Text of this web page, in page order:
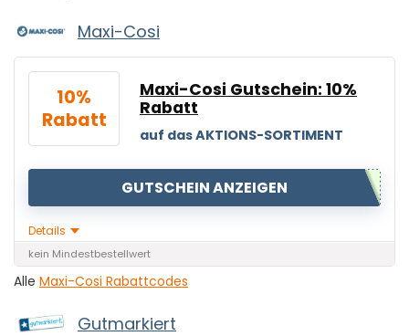
Maxi-Cosi
10%
Rabatt
Maxi-Cosi Gutschein: 10%
Rabatt
auf das AKTIONS-SORTIMENT
GUTSCHEIN ANZEIGEN
Details
kein Mindestbestellwert
Alle Maxi-Cosi Rabattcodes
Gutmarkiert